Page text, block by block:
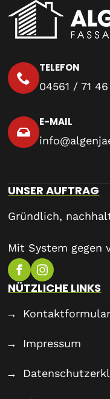
TELEFON
04561 / 71
E-MAIL
UNSER AUFTRAG
Gründlich,
Mit System gegen
NÜTZLICHE LINKS
Kontaktformular
Impressum